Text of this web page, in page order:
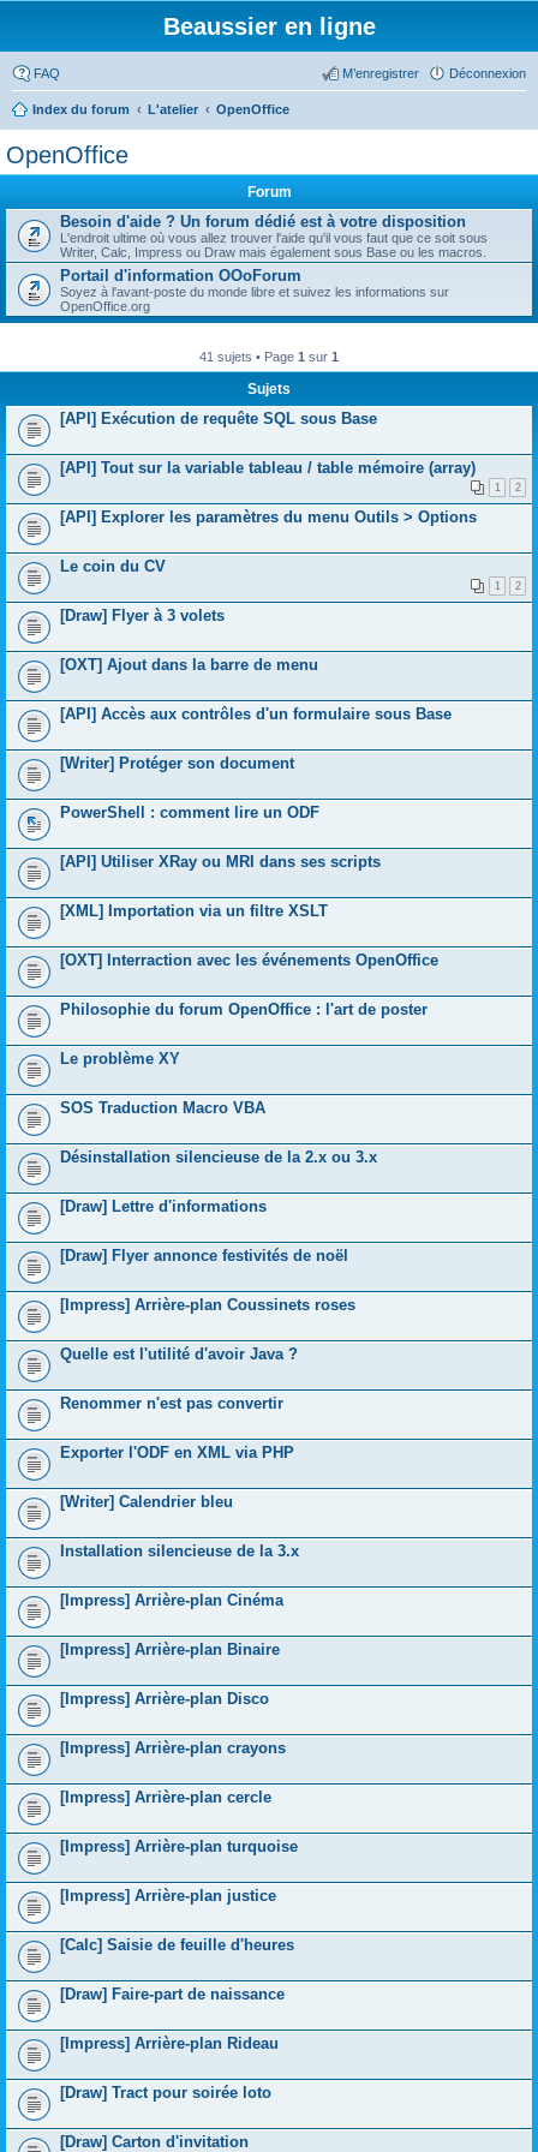
Beaussier en ligne
FAQ Déconnexion
M’enregistrer
Index du forum L'atelier OpenOffice
OpenOffice
Forum
Besoin d'aide ? Un forum dédié est à votre disposition
L'endroit ultime où vous allez trouver l'aide qu'il vous faut que ce soit sous
Writer, Calc, Impress ou Draw mais également sous Base ou les macros.
Portail d'information OOoForum
Soyez à l'avant-poste du monde libre et suivez les informations sur
OpenOffice.org
41 sujets • Page 1 sur 1
Sujets
[API] Exécution de requête SQL sous Base
[API] Tout sur la variable tableau / table mémoire (array)
1 2
[API] Explorer les paramètres du menu Outils > Options
Le coin du CV
1 2
[Draw] Flyer à 3 volets
[OXT] Ajout dans la barre de menu
[API] Accès aux contrôles d'un formulaire sous Base
[Writer] Protéger son document
PowerShell : comment lire un ODF
[API] Utiliser XRay ou MRI dans ses scripts
[XML] Importation via un filtre XSLT
[OXT] Interraction avec les événements OpenOffice
Philosophie du forum OpenOffice : l'art de poster
Le problème XY
SOS Traduction Macro VBA
Désinstallation silencieuse de la 2.x ou 3.x
[Draw] Lettre d'informations
[Draw] Flyer annonce festivités de noël
[Impress] Arrière-plan Coussinets roses
Quelle est l'utilité d'avoir Java ?
Renommer n'est pas convertir
Exporter l'ODF en XML via PHP
[Writer] Calendrier bleu
Installation silencieuse de la 3.x
[Impress] Arrière-plan Cinéma
[Impress] Arrière-plan Binaire
[Impress] Arrière-plan Disco
[Impress] Arrière-plan crayons
[Impress] Arrière-plan cercle
[Impress] Arrière-plan turquoise
[Impress] Arrière-plan justice
[Calc] Saisie de feuille d'heures
[Draw] Faire-part de naissance
[Impress] Arrière-plan Rideau
[Draw] Tract pour soirée loto
[Draw] Carton d'invitation